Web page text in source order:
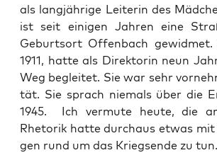
als lang­jäh­ri­ge Lei­te­rin des
ist seit eini­gen Jah­ren eine
Geburts­ort Offen­bach gewid­met.
1911, hat­te als Direk­to­rin neun
Weg beglei­tet. Sie war sehr
tät. Sie sprach nie­mals über die
1945. Ich ver­mu­te heu­te, die
Rhe­to­rik hat­te durch­aus etwas
gen rund um das Kriegs­en­de zu tun.